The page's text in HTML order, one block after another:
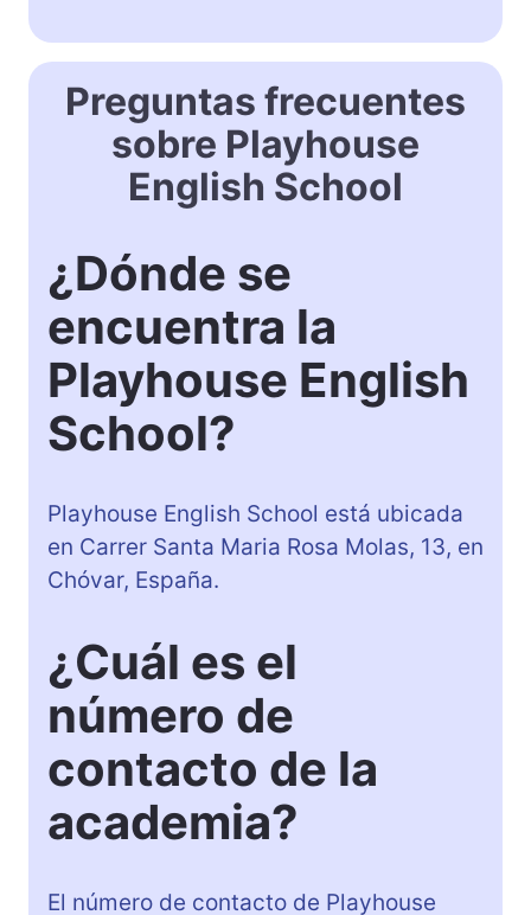
Preguntas frecuentes
sobre Playhouse
English School
¿Dónde se
encuentra la
Playhouse English
School?
Playhouse English School está ubicada
en Carrer Santa Maria Rosa Molas, 13, en
Chóvar, España.
¿Cuál es el
número de
contacto de la
academia?
El número de contacto de Playhouse